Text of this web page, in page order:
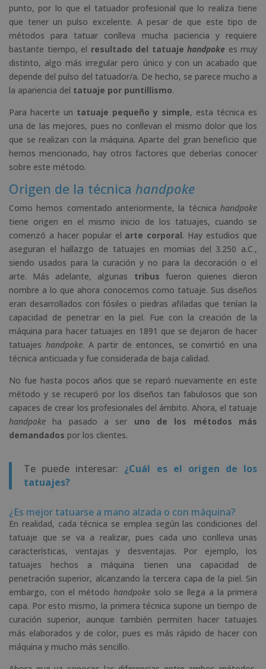
punto, por lo que el tatuador profesional que lo realiza tiene
que tener un pulso excelente. A pesar de que este tipo de
métodos para tatuar conlleva mucha paciencia y requiere
bastante tiempo, el resultado del tatuaje handpoke es muy
distinto, algo más irregular pero único y con un acabado que
depende del pulso del tatuador/a. De hecho, se parece mucho a
la apariencia del tatuaje por puntillismo.
Para hacerte un tatuaje pequeño y simple, esta técnica es
una de las mejores, pues no conllevan el mismo dolor que los
que se realizan con la máquina. Aparte del gran beneficio que
hemos mencionado, hay otros factores que deberías conocer
sobre este método.
Origen de la técnica handpoke
Como hemos comentado anteriormente, la técnica handpoke
tiene origen en el mismo inicio de los tatuajes, cuando se
comenzó a hacer popular el arte corporal. Hay estudios que
aseguran el hallazgo de tatuajes en momias del 3.250 a.C.,
siendo usados para la curación y no para la decoración o el
arte. Más adelante, algunas tribus fueron quienes dieron
nombre a lo que ahora conocemos como tatuaje. Sus diseños
eran desarrollados con fósiles o piedras afiladas que tenían la
capacidad de penetrar en la piel. Fue con la creación de la
máquina para hacer tatuajes en 1891 que se dejaron de hacer
tatuajes handpoke. A partir de entonces, se convirtió en una
técnica anticuada y fue considerada de baja calidad.
No fue hasta pocos años que se reparó nuevamente en este
método y se recuperó por los diseños tan fabulosos que son
capaces de crear los profesionales del ámbito. Ahora, el tatuaje
handpoke ha pasado a ser uno de los métodos más
demandados por los clientes.
Te puede interesar: ¿Cuál es el origen de los
tatuajes?
¿Es mejor tatuarse a mano alzada o con máquina?
En realidad, cada técnica se emplea según las condiciones del
tatuaje que se va a realizar, pues cada uno conlleva unas
características, ventajas y desventajas. Por ejemplo, los
tatuajes hechos a máquina tienen una capacidad de
penetración superior, alcanzando la tercera capa de la piel. Sin
embargo, con el métodohandpoke solo se llega a la primera
capa. Por esto mismo, la primera técnica supone un tiempo de
curación superior, aunque también permiten hacer tatuajes
más elaborados y de color, pues es más rápido de hacer con
máquina y mucho más sencillo.